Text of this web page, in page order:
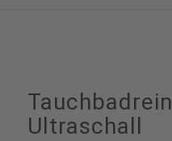
Ultraschall